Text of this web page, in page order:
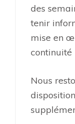
des
tenir
mise en
continuité
Nous